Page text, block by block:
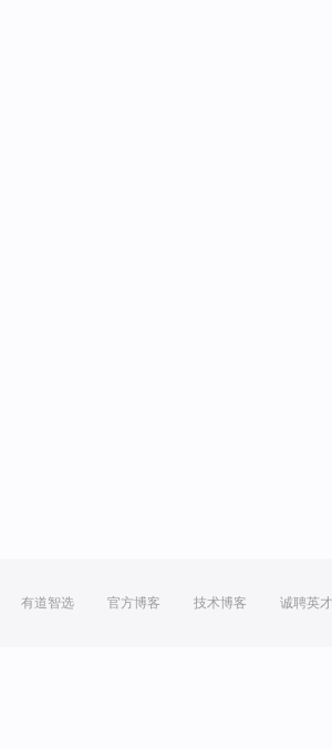
有道智选 官方博客 技术博客 诚聘英才